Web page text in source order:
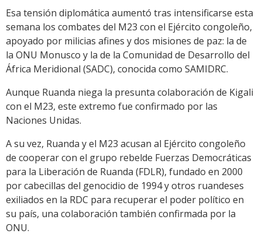
Esa tensión diplomática aumentó tras intensificarse esta
semana los combates del M23 con el Ejército congoleño,
apoyado por milicias afines y dos misiones de paz: la de
la ONU Monusco y la de la Comunidad de Desarrollo del
África Meridional (SADC), conocida como SAMIDRC.
Aunque Ruanda niega la presunta colaboración de Kigali
con el M23, este extremo fue confirmado por las
Naciones Unidas.
A su vez, Ruanda y el M23 acusan al Ejército congoleño
de cooperar con el grupo rebelde Fuerzas Democráticas
para la Liberación de Ruanda (FDLR), fundado en 2000
por cabecillas del genocidio de 1994 y otros ruandeses
exiliados en la RDC para recuperar el poder político en
su país, una colaboración también confirmada por la
ONU.